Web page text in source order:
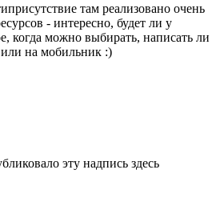
там реализовано очень
- интересно, будет ли у
когда можно выбирать, написать ли
на мобильник :)
эту надпись здесь